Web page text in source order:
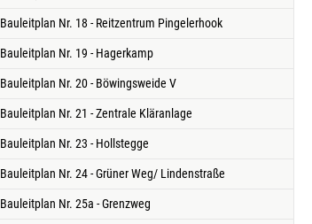
Bauleitplan Nr. 18 - Reitzentrum Pingelerhook
Bauleitplan Nr. 19 - Hagerkamp
Bauleitplan Nr. 20 - Böwingsweide V
Bauleitplan Nr. 21 - Zentrale Kläranlage
Bauleitplan Nr. 23 - Hollstegge
Bauleitplan Nr. 24 - Grüner Weg/ Lindenstraße
Bauleitplan Nr. 25a - Grenzweg